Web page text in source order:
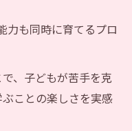
力も同時に育てるプロ
、子どもが苦手を克
ことの楽しさを実感